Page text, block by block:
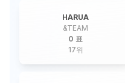
HARUA
&TEAM
0 표
17위